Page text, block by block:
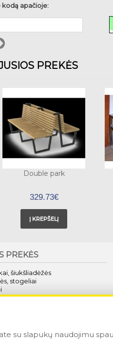
kodą apačioje:
PREKĖS
Double park
329.73€
Į KREPŠELĮ
PREKĖS
šiukšliadėžės
stogeliai
su slapukų naudojimu